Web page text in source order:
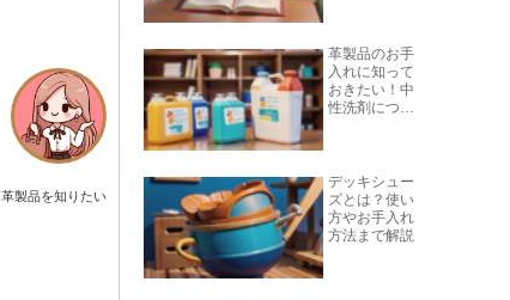
革製品を知りたい
革製品のお手
入れに知って
おきたい！中
性洗剤につい
デッキシュー
ズとは？使い
方やお手入れ
方法まで解説